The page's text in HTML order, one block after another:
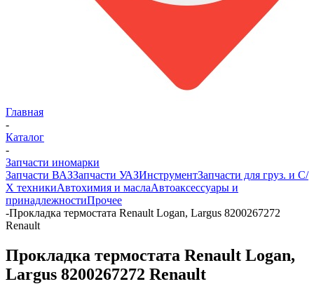
Главная
-
Каталог
-
Запчасти иномарки
Запчасти ВАЗЗапчасти УАЗИнструментЗапчасти для груз. и С/
Х техникиАвтохимия и маслаАвтоаксессуары и
принадлежностиПрочее
-Прокладка термостата Renault Logan, Largus 8200267272
Renault
Прокладка термостата Renault Logan,
Largus 8200267272 Renault